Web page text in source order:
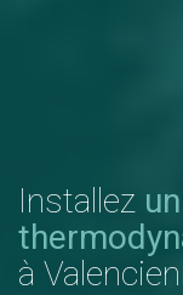
Installez
à